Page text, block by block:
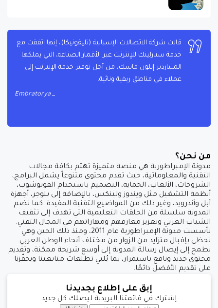
قالت شركة الاتصالات الإسبانية (تليفونيكا)، إنها اتفقت مع
خدمة ستارلينك للإنترنت عبر الأقمار الصناعة، التي يملكها
الملياردير إيلون ماسك، من أجل توفير خدمة الإنترنت إلى
عملاء في مناطق ريفية ونائية.
Embratorya
من نحن؟
مدونة الإمبراطورية هي منصة متميزة تهتم بكافة مجالات
التقنية والمعلوماتية، حيث تقدم محتوى متنوعاً يشمل البرامج،
الشروحات، الألعاب، الحماية، التصميم باستخدام الفوتوشوب،
أنظمة التشغيل مثل ويندوز ولينكس، بالإضافة إلى بلوجر، أجهزة
أبل وأندرويد، وغير ذلك من المواضيع التقنية المفيدة. كما تضم
المدونة سلسلة من الحلقات التعليمية التي تهدف إلى تثقيف
الشباب العربي وتعزيز معارفهم ومهاراتهم في المجال التقني.
تأسست مدونة الإمبراطورية عام 2011، ومنذ ذلك الحين وهي
تحظى بإقبال متزايد من الزوار من مختلف أنحاء الوطن العربي.
نطمح إلى إيصال رسالة المدونة إلى أوسع شريحة ممكنة، وتقديم
محتوى جديد ونافع باستمرار، بما يُلبي تطلعات متابعينا ويحفّزنا
على تقديم الأفضل دائمًا.
إبق على إطلاع بجديدنا
إشترك في قائمتنا البريدية ليصلك كل جديد